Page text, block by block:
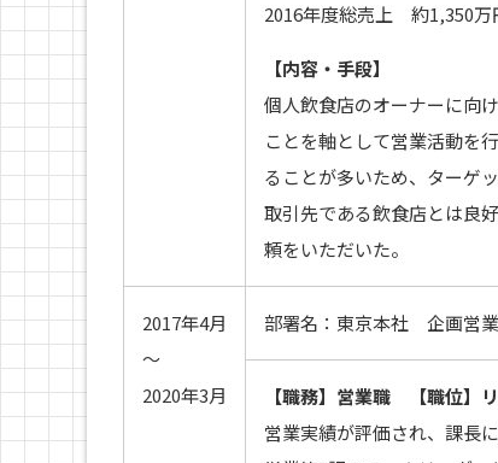
2016年度総売上 約1,350
【内容・手段】
個人飲食店のオーナーに向
ことを軸として営業活動を
ることが多いため、ターゲ
取引先である飲食店とは良
頼をいただいた。
2017年4月
～
2020年3月
部署名：東京本社 企画営
【職務】営業職 【職位】
営業実績が評価され、課長に